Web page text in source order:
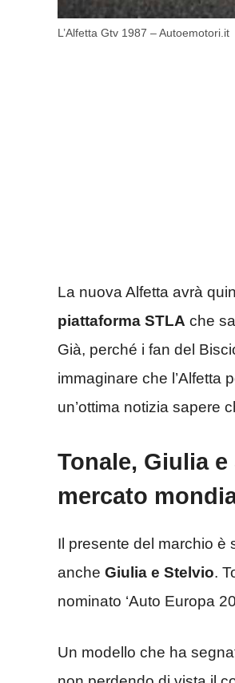
L’Alfetta Gtv 1987 – Autoemotori.it
La nuova Alfetta avrà
piattaforma STLA che
Già, perché i fan del
immaginare che l’Alfetta
un’ottima notizia sapere
Tonale, Giulia
mercato
Il presente del marchio è
anche Giulia e Stelvio.
nominato ‘Auto Europa
Un modello che ha